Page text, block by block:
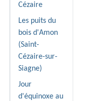
Cézaire
Les puits du
bois d'Amon
(Saint-
Cézaire-sur-
Siagne)
Jour
d'équinoxe au